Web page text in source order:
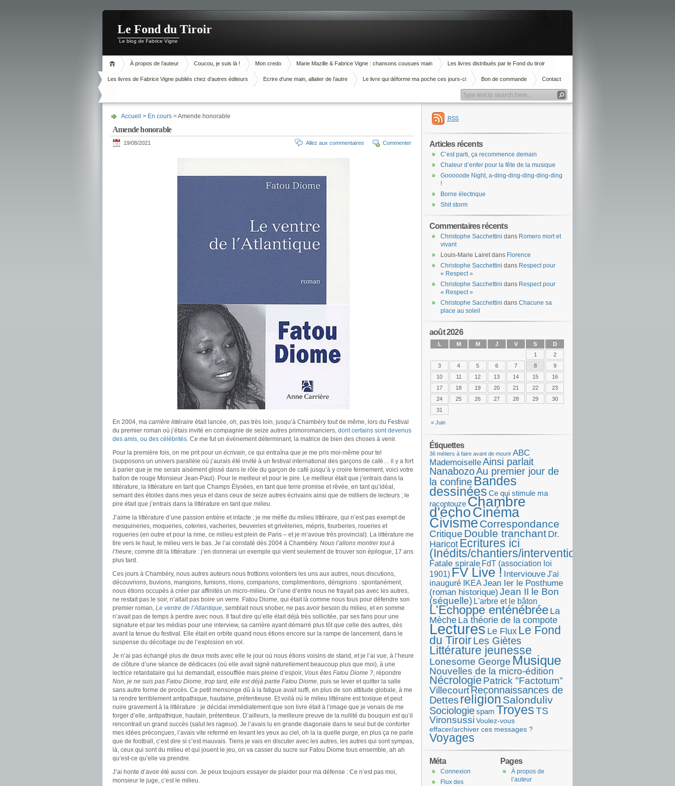
Le Fond du Tiroir
Le blog de Fabrice Vigne
À propos de l’auteur Coucou, je suis là ! Mon credo Marie Mazille & Fabrice Vigne : chansons cousues main Les livres distribués par le Fond du tiroir
Les livres de Fabrice Vigne publiés chez d’autres éditeurs Ecrire d’une main, allaiter de l’autre Le livre qui déforme ma poche ces jours-ci Bon de commande Contact
Accueil > En cours > Amende honorable
Amende honorable
19/08/2021 Commenter
Allez aux commentaires
En 2004, ma carrière littéraire était lancée, oh, pas très loin, jusqu’à Chambéry tout de même, lors du Festival
du premier roman où j’étais invité en compagnie de seize autres primoromanciers, dont certains sont devenus
des amis, ou des célébrités. Ce me fut un événement déterminant, la matrice de bien des choses à venir.
Pour la première fois, on me prit pour un écrivain, ce qui entraîna que je me pris moi-même pour tel
(supposons un univers parallèle où j’aurais été invité à un festival international des garçons de café… il y a fort
à parier que je me serais aisément glissé dans le rôle du garçon de café jusqu’à y croire fermement, voici votre
ballon de rouge Monsieur Jean-Paul). Pour le meilleur et pour le pire. Le meilleur était que j’entrais dans la
littérature, la littérature en tant que Champs Élysées, en tant que terre promise et rêvée, en tant qu’idéal,
semant des étoiles dans mes yeux et dans ceux de seize autres écrivains ainsi que de milliers de lecteurs ; le
pire était que j’entrais dans la littérature en tant que milieu.
J’aime la littérature d’une passion entière et intacte ; je me méfie du milieu littéraire, qui n’est pas exempt de
mesquineries, moqueries, coteries, vacheries, beuveries et grivèleries, mépris, fourberies, roueries et
rogueries (en outre et pour la rime, ce milieu est plein de Paris – et je m’avoue très provincial). La littérature me
tire vers le haut, le milieu vers le bas. Je l’ai constaté dès 2004 à Chambéry. Nous l’allons montrer tout à
l’heure, comme dit la littérature : j’en donnerai un exemple qui vient seulement de trouver son épilogue, 17 ans
plus tard.
Ces jours à Chambéry, nous autres auteurs nous frottions volontiers les uns aux autres, nous discutions,
découvrions, buvions, mangions, fumions, riions, comparions, complimentions, dénigrions : spontanément,
nous étions occupés à créer par affinités un micro-milieu. Or l’une d’entre nous ne frayait pas avec les autres,
ne restait pas le soir, n’allait pas boire un verre. Fatou Diome, qui était là comme nous tous pour défendre son
premier roman, Le ventre de l’Atlantique, semblait nous snober, ne pas avoir besoin du milieu, et en somme
n’avait pas de temps à perdre avec nous. Il faut dire qu’elle était déjà très sollicitée, par ses fans pour une
signature et par les médias pour une interview, sa carrière ayant démarré plus tôt que celle des autres, dès
avant la tenue du festival. Elle était en orbite quand nous étions encore sur la rampe de lancement, dans le
suspense du décollage ou de l’explosion en vol.
Je n’ai pas échangé plus de deux mots avec elle le jour où nous étions voisins de stand, et je l’ai vue, à l’heure
de clôture d’une séance de dédicaces (où elle avait signé naturellement beaucoup plus que moi), à une
lectrice retardataire qui lui demandait, essoufflée mais pleine d’espoir, Vous êtes Fatou Diome ?, répondre
Non, je ne suis pas Fatou Diome, trop tard, elle est déjà partie Fatou Diome, puis se lever et quitter la salle
sans autre forme de procès. Ce petit mensonge dû à la fatigue avait suffi, en plus de son attitude globale, à me
la rendre terriblement antipathique, hautaine, prétentieuse. Et voilà où le milieu littéraire est toxique et peut
nuire gravement à la littérature : je décidai immédiatement que son livre était à l’image que je venais de me
forger d’elle, antipathique, hautain, prétentieux. D’ailleurs, la meilleure preuve de la nullité du bouquin est qu’il
rencontrait un grand succès (salut les rageux). Je l’avais lu en grande diagonale dans le seul but de conforter
mes idées préconçues, l’avais vite refermé en levant les yeux au ciel, oh la la quelle purge, en plus ça ne parle
que de football, c’est dire si c’est mauvais. Tiens je vais en discuter avec les autres, les autres qui sont sympas,
là, ceux qui sont du milieu et qui jouent le jeu, on va casser du sucre sur Fatou Diome tous ensemble, ah ah
qu’est-ce qu’elle va prendre.
J’ai honte d’avoir été aussi con. Je peux toujours essayer de plaider pour ma défense : Ce n’est pas moi,
monsieur le juge, c’est le milieu.
RSS
Articles récents
C’est parti, ça recommence demain
Chaleur d’enfer pour la fête de la musique
Gooooode Night, a-ding-ding-ding-ding-ding
!
Borne électrique
Shit storm
Commentaires récents
Christophe Sacchettini dans Romero mort et
vivant
Louis-Marie Lairetdans Florence
Christophe Sacchettini dans Respect pour
« Respect »
Christophe Sacchettini dans Respect pour
« Respect »
Christophe Sacchettini dans Chacune sa
place au soleil
août 2026
L M M J V S D
« Juin
1
2
3
4 5 6 7 8
9
10
11 12 13 14 15
16
17
18 19 20 21 22
23
24
25 26 27 28 29
30
31
Étiquettes
36 métiers à faire avant de mourir ABC
MademoiselleAinsi parlait
NanabozoAu premier jour de
la confine Bandes
dessinées Ce qui stimule ma
racontouze Chambre
d'échoCinéma
Civisme Correspondance
Critique Double tranchant Dr.
Haricot Ecritures ici
(Inédits/chantiers/interventions)
Fatale spirale FdT (association loi
1901) FV Live ! InterviouveJ'ai
inauguré IKEA Jean Ier le Posthume
(roman historique) Jean II le Bon
(séquelle) L'arbre et le bâton
L'Echoppe enténébrée La
Mèche La théorie de la compote
LecturesLe FluxLe Fond
du TiroirLes Giètes
Littérature jeunesse
Lonesome George Musique
Nouvelles de la micro-édition
NécrologiePatrick "Factotum"
VillecourtReconnaissances de
Dettesreligion Salonduliv
Sociologiespam TroyesTS
Vironsussi Voulez-vous
effacer/archiver ces messages ?
Voyages
Pages
À propos de
l’auteur
Méta
Connexion
Flux des